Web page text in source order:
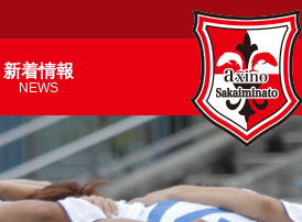
新着情報
NEWS